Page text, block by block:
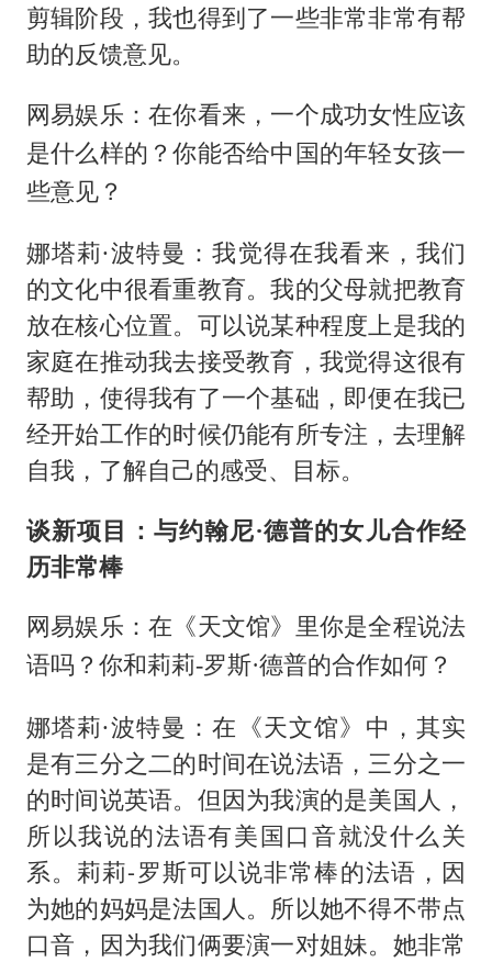
剪辑阶段，我也得到了一些非常非常有帮
助的反馈意见。
网易娱乐：在你看来，一个成功女性应该
是什么样的？你能否给中国的年轻女孩一
些意见？
娜塔莉·波特曼：我觉得在我看来，我们
的文化中很看重教育。我的父母就把教育
放在核心位置。可以说某种程度上是我的
家庭在推动我去接受教育，我觉得这很有
帮助，使得我有了一个基础，即便在我已
经开始工作的时候仍能有所专注，去理解
自我，了解自己的感受、目标。
谈新项目：与约翰尼·德普的女儿合作经
历非常棒
网易娱乐：在《天文馆》里你是全程说法
语吗？你和莉莉-罗斯·德普的合作如何？
娜塔莉·波特曼：在《天文馆》中，其实
是有三分之二的时间在说法语，三分之一
的时间说英语。但因为我演的是美国人，
所以我说的法语有美国口音就没什么关
系。莉莉-罗斯可以说非常棒的法语，因
为她的妈妈是法国人。所以她不得不带点
口音，因为我们俩要演一对姐妹。她非常